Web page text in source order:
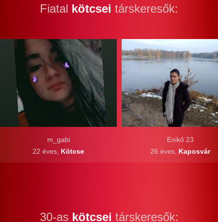
Fiatal kötcsei társkeresők:
m_gabi
22 éves, Kötcse
Enikő 23
26 éves, Kaposvár
30-as kötcsei társkeresők: